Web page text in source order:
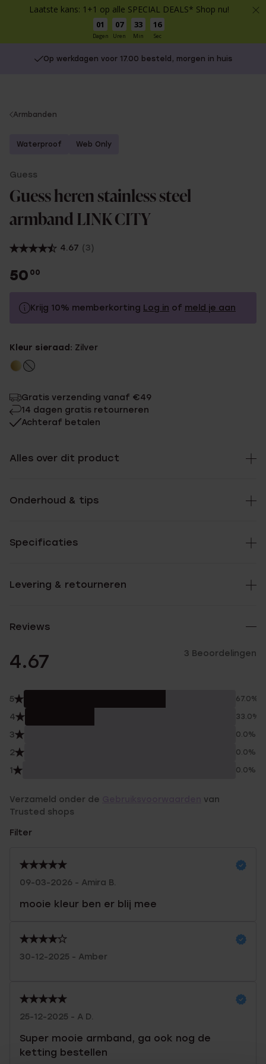
Laatste kans: 1+1 op alle SPECIAL DEALS* Shop nu!
01
Dagen
07
Uren
33
Min
16
Sec
Op werkdagen voor 17.00 besteld, morgen in huis
You
here:
Armbanden
Waterproof Web Only
Guess
Guess heren stainless steel
armband LINK CITY
4.67 (3)
50 00
Krijg 10% memberkorting Log in of meld je aan
Zonder memberkorting
Kleur sieraad: Zilver
Gratis verzending vanaf €49
14 dagen gratis retourneren
Achteraf betalen
Alles over dit product
Onderhoud & tips
Specificaties
Levering & retourneren
Reviews
4.67 3 Beoordelingen
5 67.0%
4 33.0%
3 0.0%
2 0.0%
1 0.0%
Verzameld onder de
van
Trusted shops
Filter
09-03-2026 - Amira B.
mooie kleur ben er blij mee
30-12-2025 - Amber
25-12-2025 - A D.
Super mooie armband, ga ook nog de
ketting bestellen